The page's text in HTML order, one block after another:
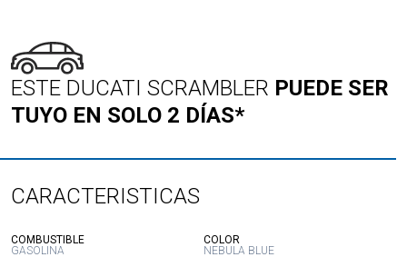
ESTE DUCATI SCRAMBLER PUEDE SER
TUYO EN SOLO 2 DÍAS*
CARACTERISTICAS
COMBUSTIBLE:
GASOLINA
COLOR
NEBULA BLUE